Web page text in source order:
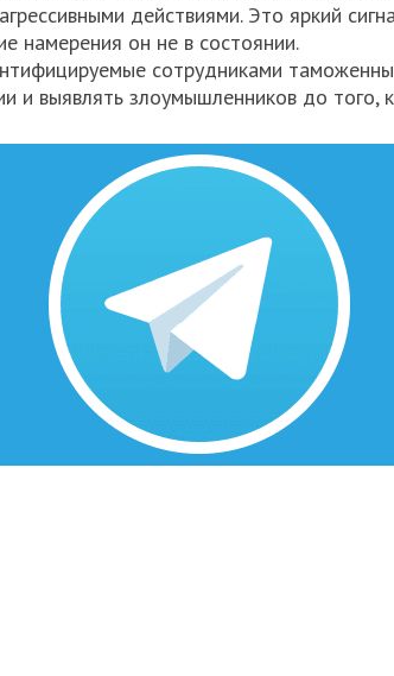
действиями. Это яркий
намерения он не в состоянии.
сотрудниками
и выявлять злоумышленников до того,